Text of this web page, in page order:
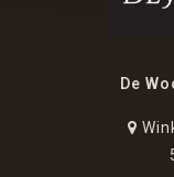
De